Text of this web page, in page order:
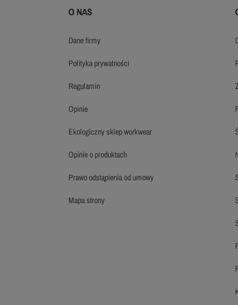
O NAS
dane firmy
polityka prywatności
regulamin
opinie
ekologiczny sklep workwear
opinie o produktach
prawo odstąpienia od umowy
mapa strony